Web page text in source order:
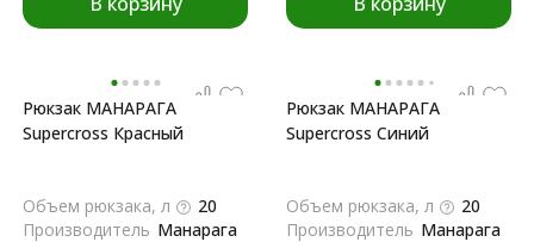
Рюкзак МАНАРАГА
Supercross Красный
Объем рюкзака, л
20
Производитель Манарага
Рюкзак МАНАРАГА
Supercross Синий
Объем рюкзака, л
20
Производитель Манарага